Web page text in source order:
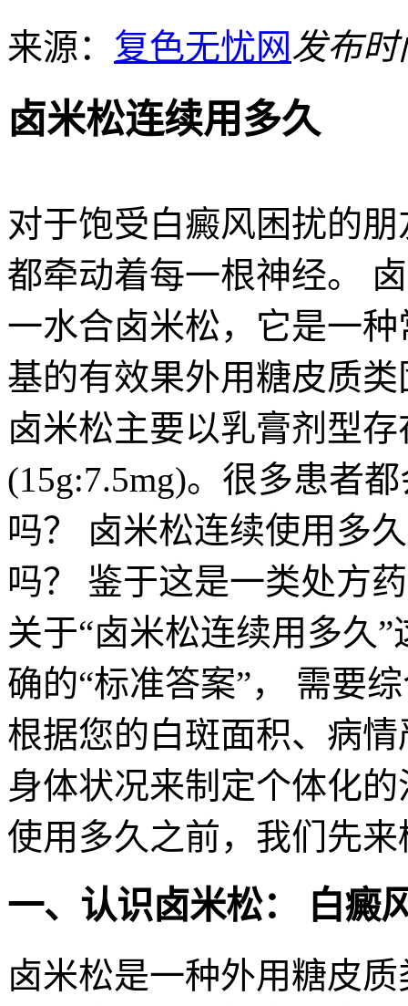
来源： 复色无忧网发布时
卤米松连续用多久
对于饱受白癜风困扰的
都牵动着每一根神经。
一水合卤米松，它是一
基的有效果外用糖皮质
卤米松主要以乳膏剂型
(15g:7.5mg)。很多患者
吗？ 卤米松连续使用多
吗？ 鉴于这是一类处方
关于“卤米松连续用多久
确的“标准答案”， 需要
根据您的白斑面积、病
身体状况来制定个体化
使用多久之前，我们先
一、认识卤米松： 白癜
卤米松是一种外用糖皮